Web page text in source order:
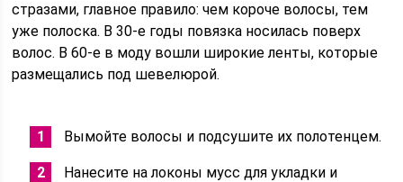
стразами, главное правило: чем короче волосы, тем
уже полоска. В 30-е годы повязка носилась поверх
волос. В 60-е в моду вошли широкие ленты, которые
размещались под шевелюрой.
Вымойте волосы и подсушите их полотенцем.
Нанесите на локоны мусс для укладки и